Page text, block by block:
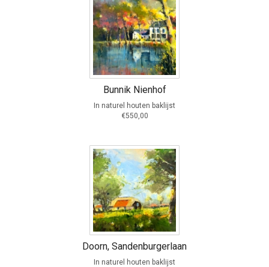
Bunnik Nienhof
In naturel houten baklijst
€550,00
Doorn, Sandenburgerlaan
In naturel houten baklijst